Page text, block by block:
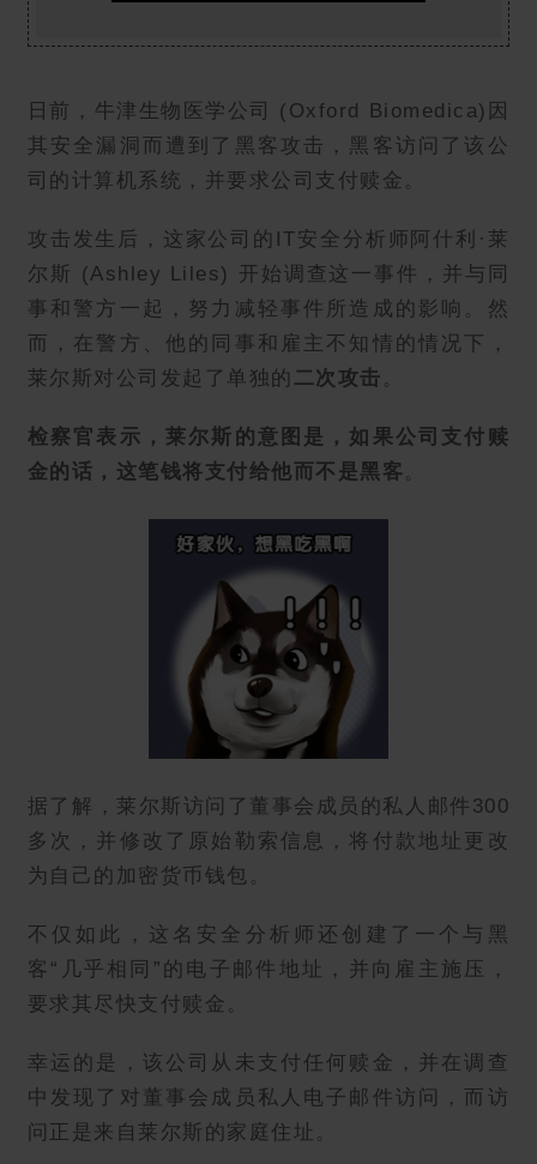
日前，牛津生物医学公司 (Oxford Biomedica)因
其安全漏洞而遭到了黑客攻击，黑客访问了该公
司的计算机系统，并要求公司支付赎金。
攻击发生后，这家公司的IT安全分析师阿什利·莱
尔斯 (Ashley Liles) 开始调查这一事件，并与同
事和警方一起，努力减轻事件所造成的影响。然
而，在警方、他的同事和雇主不知情的情况下，
莱尔斯对公司发起了单独的 二次攻击 。
检察官表示，莱尔斯的意图是，如果公司支付赎
金的话，这笔钱将支付给他而不是黑客 。
据了解，莱尔斯 访问了董事会成员的私人邮件300
多次，并修改了原始勒索信息，将付款地址更改
为自己的加密货币钱包。
不仅如此，这名安全分析师还创建了一个与黑
客“几乎相同”的电子邮件地址，并向雇主施压，
要求其尽快支付赎金。
幸运的是，该公司从未支付任何赎金，并在调查
中发现了对董事会成员私人电子邮件访问，而访
问正是来自莱尔斯的家庭住址。